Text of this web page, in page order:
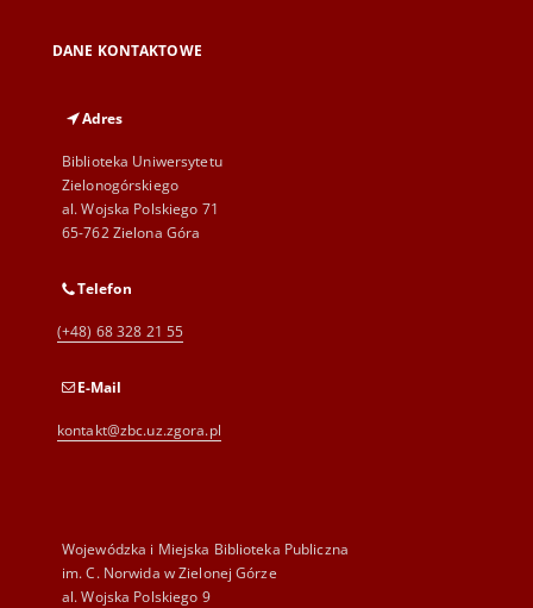
DANE KONTAKTOWE
Adres
Biblioteka Uniwersytetu
Zielonogórskiego
al. Wojska Polskiego 71
65-762 Zielona Góra
Telefon
(+48) 68 328 21 55
E-Mail
kontakt@zbc.uz.zgora.pl
Wojewódzka i Miejska Biblioteka Publiczna
im. C. Norwida w Zielonej Górze
al. Wojska Polskiego 9